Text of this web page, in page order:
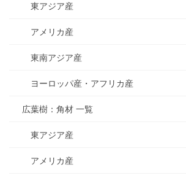
東アジア産
アメリカ産
東南アジア産
ヨーロッパ産・アフリカ産
広葉樹：角材 一覧
東アジア産
アメリカ産